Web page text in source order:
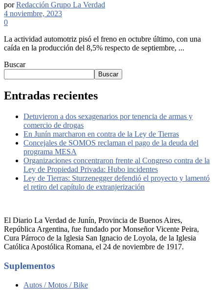
por Redacción Grupo La Verdad
4 noviembre, 2023
0
La actividad automotriz pisó el freno en octubre último, con una
caída en la producción del 8,5% respecto de septiembre, ...
Buscar
Buscar
Entradas recientes
Detuvieron a dos sexagenarios por tenencia de armas y
comercio de drogas
En Junín marcharon en contra de la Ley de Tierras
Concejales de SOMOS reclaman el pago de la deuda del
programa MESA
Organizaciones concentraron frente al Congreso contra de la
Ley de Propiedad Privada: Hubo incidentes
Ley de Tierras: Sturzenegger defendió el proyecto y lamentó
el retiro del capítulo de extranjerización
El Diario La Verdad de Junín, Provincia de Buenos Aires,
República Argentina, fue fundado por Monseñor Vicente Peira,
Cura Párroco de la Iglesia San Ignacio de Loyola, de la Iglesia
Católica Apostólica Romana, el 24 de noviembre de 1917.
Suplementos
Autos / Motos / Bike